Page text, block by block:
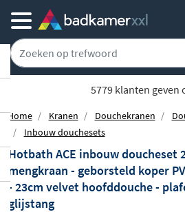
5779 klanten geven
Home Kranen Douchekranen
Inbouw douchesets
Hotbath ACE inbouw doucheset
mengkraan - geborsteld koper
- 23cm velvet hoofddouche -
glijstang